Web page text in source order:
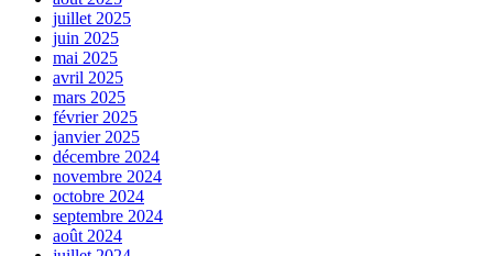
juillet 2025
juin 2025
mai 2025
avril 2025
mars 2025
février 2025
janvier 2025
décembre 2024
novembre 2024
octobre 2024
septembre 2024
août 2024